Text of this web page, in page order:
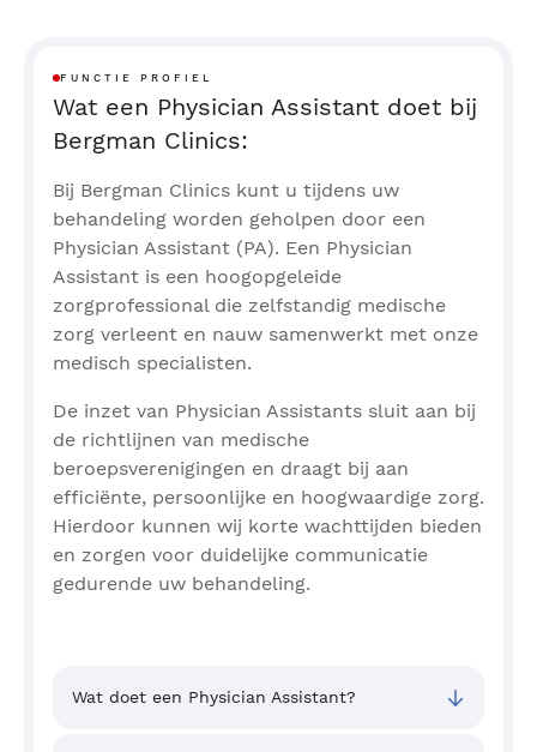
FUNCTIE PROFIEL
Wat een Physician Assistant doet bij
Bergman Clinics:
Bij Bergman Clinics kunt u tijdens uw
behandeling worden geholpen door een
Physician Assistant (PA). Een Physician
Assistant is een hoogopgeleide
zorgprofessional die zelfstandig medische
zorg verleent en nauw samenwerkt met onze
medisch specialisten.
De inzet van Physician Assistants sluit aan bij
de richtlijnen van medische
beroepsverenigingen en draagt bij aan
efficiënte, persoonlijke en hoogwaardige zorg.
Hierdoor kunnen wij korte wachttijden bieden
en zorgen voor duidelijke communicatie
gedurende uw behandeling.
Wat doet een Physician Assistant?